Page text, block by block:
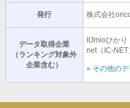
発行 株式会社
データ取得企業
（ランキング対象外
企業含む）
IIJmioひか
net（IC-NET
» その他の